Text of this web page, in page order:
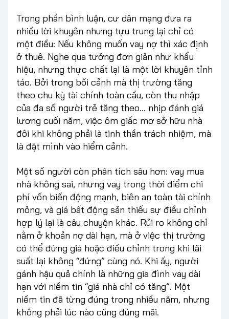
Trong phần bình luận, cư dân mạng đưa ra
nhiều lời khuyên nhưng tựu trung lại chỉ có
một điều: Nếu không muốn vay nợ thì xác định
ở thuê. Nghe qua tưởng đơn giản như khẩu
hiệu, nhưng thực chất lại là một lời khuyên tỉnh
táo. Bởi trong bối cảnh mà thị trường tăng
theo chu kỳ tài chính toàn cầu, còn thu nhập
của đa số người trẻ tăng theo… nhịp đánh giá
lương cuối năm, việc ôm giấc mơ sở hữu nhà
đôi khi không phải là tinh thần trách nhiệm, mà
là đặt mình vào hiểm cảnh.
Một số người còn phân tích sâu hơn: vay mua
nhà không sai, nhưng vay trong thời điểm chi
phí vốn biến động mạnh, biên an toàn tài chính
mỏng, và giá bất động sản thiếu sự điều chỉnh
hợp lý lại là câu chuyện khác. Rủi ro không chỉ
nằm ở khoản nợ dài hạn, mà ở việc thị trường
có thể đứng giá hoặc điều chỉnh trong khi lãi
suất lại không “đứng” cùng nó. Khi ấy, người
gánh hậu quả chính là những gia đình vay dài
hạn với niềm tin “giá nhà chỉ có tăng”. Một
niềm tin đã từng đúng trong nhiều năm, nhưng
không phải lúc nào cũng đúng mãi.